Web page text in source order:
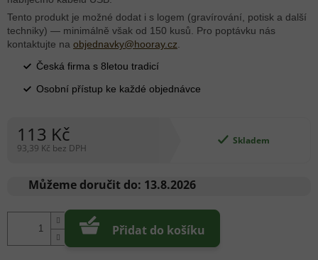
113 Kč
93,39 Kč bez DPH
cena:
Skladem
Můžeme doručit do: 13.8.2026
Přidat do košíku
Tento produkt je možné dodat i s logem (gravírování, potisk a další
techniky) — minimálně však od 150 kusů. Pro poptávku nás
kontaktujte na objednavky@hooray.cz.
Česká firma s 8letou tradicí
Osobní přístup ke každé objednávce